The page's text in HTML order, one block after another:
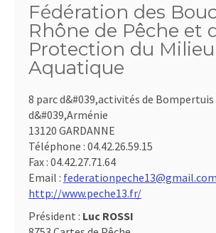
Fédération des
Rhône de Pêche et
Protection du Milieu
Aquatique
8 parc d&#039,activités de Bompertuis
d&#039,Arménie
13120 GARDANNE
Téléphone : 04.42.26.59.15
Fax : 04.42.27.71.64
Email : federationpeche13@gmail.com
http://www.peche13.fr/
Président : Luc ROSSI